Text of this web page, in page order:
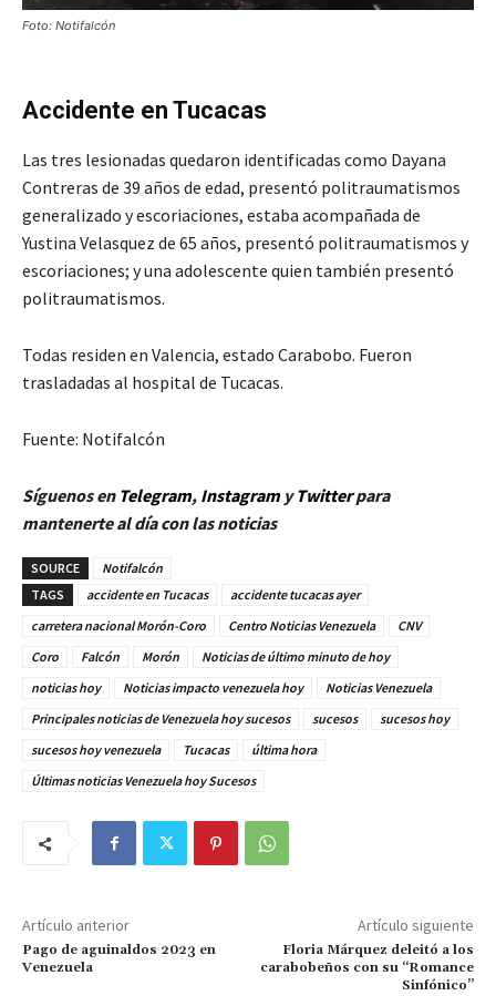
Foto: Notifalcón
Accidente en Tucacas
Las tres lesionadas quedaron identificadas como Dayana
Contreras de 39 años de edad, presentó politraumatismos
generalizado y escoriaciones, estaba acompañada de
Yustina Velasquez de 65 años, presentó politraumatismos y
escoriaciones; y una adolescente quien también presentó
politraumatismos.
Todas residen en Valencia, estado Carabobo. Fueron
trasladadas al hospital de Tucacas.
Fuente: Notifalcón
Síguenos en Telegram, InstagramyTwitterpara
mantenerte al día con las noticias
SOURCE
Notifalcón
TAGS
accidente en Tucacas
accidente tucacas ayer
carretera nacional Morón-Coro
Centro Noticias Venezuela
CNV
Coro
Falcón Morón
Noticias de último minuto de hoy
noticias hoy
Noticias impacto venezuela hoy
Noticias Venezuela
Principales noticias de Venezuela hoy sucesos
sucesos
sucesos hoy
sucesos hoy venezuela
Tucacas
última hora
Últimas noticias Venezuela hoy Sucesos
Artículo anterior
Pago de aguinaldos 2023 en
Venezuela
Artículo siguiente
Floria Márquez deleitó a los
carabobeños con su “Romance
Sinfónico”